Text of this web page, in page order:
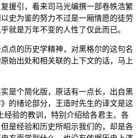
援引，看来司马光编撰一部卷帙浩繁
史为鉴的努力不过是一厢情愿的徒劳
就是万年不变的人性了仅此而已。
点的历史学精神，对黑格尔的这句名
始出处和相关联的上下文的话，马上
是个简化版，原话有一点长，出自黑
的绪论部分，王造时先生的译文是这
经验的教训，特别介绍给各君主、各
是经验和历史所昭示我们的，却是各